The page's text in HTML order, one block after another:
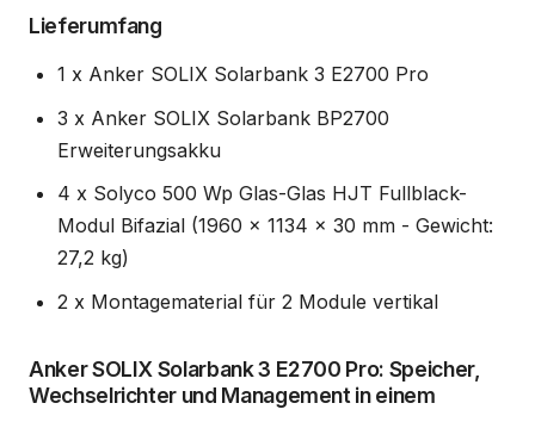
Lieferumfang
1 x Anker SOLIX Solarbank 3 E2700 Pro
3 x Anker SOLIX Solarbank BP2700
Erweiterungsakku
4 x Solyco 500 Wp Glas-Glas HJT Fullblack-
Modul Bifazial (1960 x 1134 x 30 mm - Gewicht:
27,2 kg)
2 x Montagematerial für 2 Module vertikal
Anker SOLIX Solarbank 3 E2700 Pro: Speicher,
Wechselrichter und Management in einem